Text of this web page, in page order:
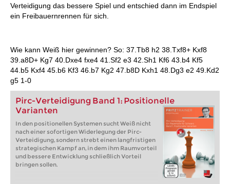
Verteidigung das bessere Spiel und entschied dann im Endspiel
ein Freibauernrennen für sich.
Wie kann Weiß hier gewinnen? So: 37.Tb8 h2 38.Txf8+ Kxf8
39.a8D+ Kg7 40.Dxe4 fxe4 41.Sf2 e3 42.Sh1 Kf6 43.b4 Kf5
44.b5 Kxf4 45.b6 Kf3 46.b7 Kg2 47.b8D Kxh1 48.Dg3 e2 49.Kd2
g5 1-0
Pirc-Verteidigung Band 1: Positionelle
Varianten
In den positionellen Systemen sucht Weiß nicht
nach einer sofortigen Widerlegung der Pirc-
Verteidigung, sondern strebt einen langfristigen
strategischen Kampf an, in dem ihm Raumvorteil
und bessere Entwicklung schließlich Vorteil
bringen sollen.